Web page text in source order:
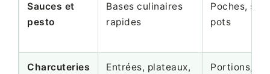
Sauces et
pesto
Bases culinaires
rapides
Poches,
pots
Charcuteries
Entrées, plateaux,
Portions,